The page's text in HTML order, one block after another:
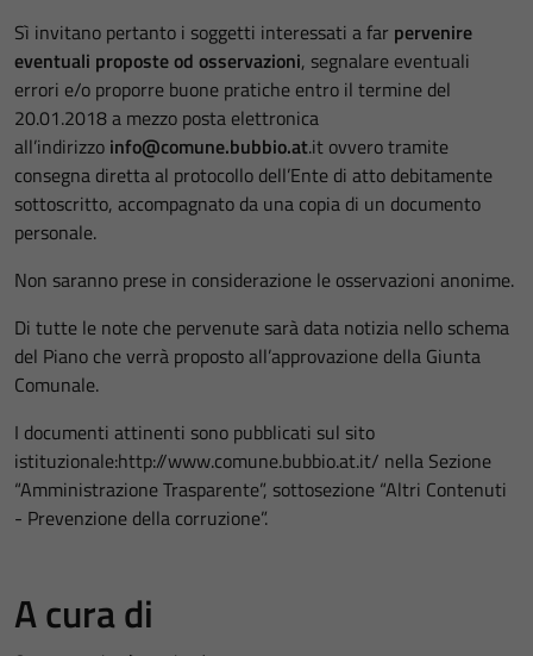
Sì invitano pertanto i soggetti interessati a far pervenire
eventuali proposte od osservazioni, segnalare eventuali
errori e/o proporre buone pratiche entro il termine del
20.01.2018 a mezzo posta elettronica
all’indirizzo info@comune.bubbio.at.it ovvero tramite
consegna diretta al protocollo dell’Ente di atto debitamente
sottoscritto, accompagnato da una copia di un documento
personale.
Non saranno prese in considerazione le osservazioni anonime.
Di tutte le note che pervenute sarà data notizia nello schema
del Piano che verrà proposto all’approvazione della Giunta
Comunale.
I documenti attinenti sono pubblicati sul sito
istituzionale:http://www.comune.bubbio.at.it/ nella Sezione
“Amministrazione Trasparente”, sottosezione “Altri Contenuti
- Prevenzione della corruzione”.
A cura di